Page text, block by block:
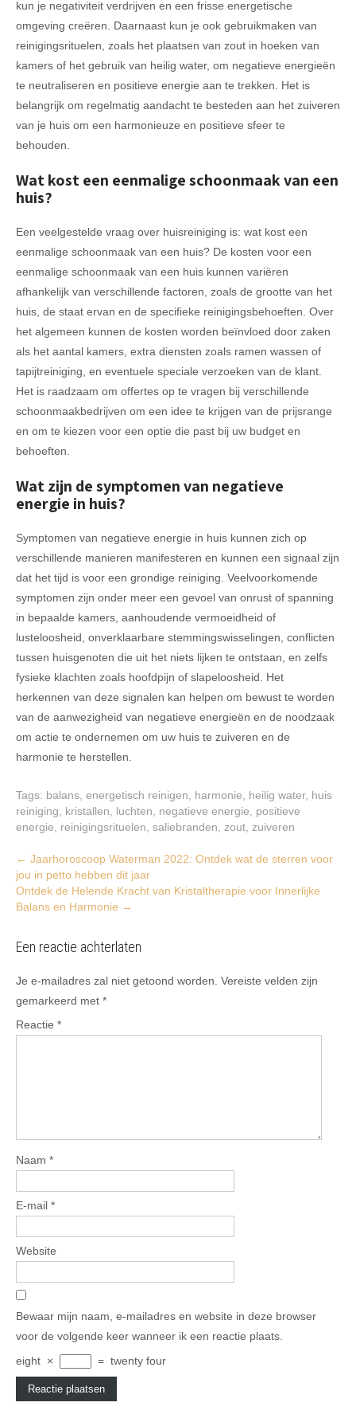
kun je negativiteit verdrijven en een frisse energetische
omgeving creëren. Daarnaast kun je ook gebruikmaken van
reinigingsrituelen, zoals het plaatsen van zout in hoeken van
kamers of het gebruik van heilig water, om negatieve energieën
te neutraliseren en positieve energie aan te trekken. Het is
belangrijk om regelmatig aandacht te besteden aan het zuiveren
van je huis om een harmonieuze en positieve sfeer te
behouden.
Wat kost een eenmalige schoonmaak van een
huis?
Een veelgestelde vraag over huisreiniging is: wat kost een
eenmalige schoonmaak van een huis? De kosten voor een
eenmalige schoonmaak van een huis kunnen variëren
afhankelijk van verschillende factoren, zoals de grootte van het
huis, de staat ervan en de specifieke reinigingsbehoeften. Over
het algemeen kunnen de kosten worden beïnvloed door zaken
als het aantal kamers, extra diensten zoals ramen wassen of
tapijtreiniging, en eventuele speciale verzoeken van de klant.
Het is raadzaam om offertes op te vragen bij verschillende
schoonmaakbedrijven om een idee te krijgen van de prijsrange
en om te kiezen voor een optie die past bij uw budget en
behoeften.
Wat zijn de symptomen van negatieve
energie in huis?
Symptomen van negatieve energie in huis kunnen zich op
verschillende manieren manifesteren en kunnen een signaal zijn
dat het tijd is voor een grondige reiniging. Veelvoorkomende
symptomen zijn onder meer een gevoel van onrust of spanning
in bepaalde kamers, aanhoudende vermoeidheid of
lusteloosheid, onverklaarbare stemmingswisselingen, conflicten
tussen huisgenoten die uit het niets lijken te ontstaan, en zelfs
fysieke klachten zoals hoofdpijn of slapeloosheid. Het
herkennen van deze signalen kan helpen om bewust te worden
van de aanwezigheid van negatieve energieën en de noodzaak
om actie te ondernemen om uw huis te zuiveren en de
harmonie te herstellen.
Tags: balans energetisch reinigen harmonie heilig water, huis
reiniging
kristallen luchten negatieve energie
positieve
energie
reinigingsrituelen saliebranden zout zuiveren
Post
navigation
← Jaarhoroscoop Waterman 2022: Ontdek wat de sterren voor
jou in petto hebben dit jaar
Ontdek de Helende Kracht van Kristaltherapie voor Innerlijke
Balans en Harmonie →
Een reactie achterlaten
Je e-mailadres zal niet getoond worden. Vereiste velden zijn
gemarkeerd met *
Reactie *
Naam *
E-mail *
Website
Bewaar mijn naam, e-mailadres en website in deze browser
voor de volgende keer wanneer ik een reactie plaats.
eight × = twenty four